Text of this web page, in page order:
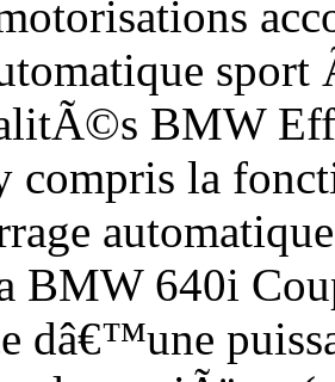
BMW
compris la
BMW 640i
dâ€™une